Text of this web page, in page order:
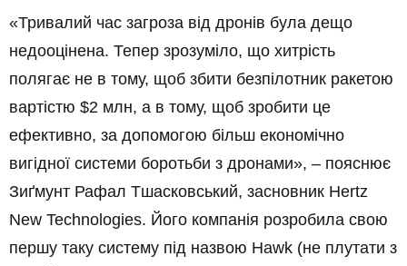
«Тривалий час загроза від дронів була дещо
недооцінена. Тепер зрозуміло, що хитрість
полягає не в тому, щоб збити безпілотник ракетою
вартістю $2 млн, а в тому, щоб зробити це
ефективно, за допомогою більш економічно
вигідної системи боротьби з дронами», – пояснює
Зиґмунт Рафал Тшасковський, засновник Hertz
New Technologies. Його компанія розробила свою
першу таку систему під назвою Hawk (не плутати з